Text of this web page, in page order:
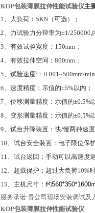
KOP包装薄膜拉伸性能试验仪主
1、大负荷：5KN（可选）
；
2、力试验力分辩率为±1/250000,
3、有效试验宽度： 150mm ；
4、有效拉伸空间：800mm ；
5、试验速度: ：0.001~500mm/min
6、速度精度：示值的±5%以内；
7、位移测量精度：示值的±0.5%
8、变形测量精度：示值的±0.5%
9、试台升降装置：快/慢两种速
10、试台安全装置：电子限位保
11、试台返回：手动可以高速度
12、超载保护：超过大负荷10%
13、主机尺寸：约560*350*
服务承诺:贵公司现场安装调试及
KOP包装薄膜拉伸性能试验仪